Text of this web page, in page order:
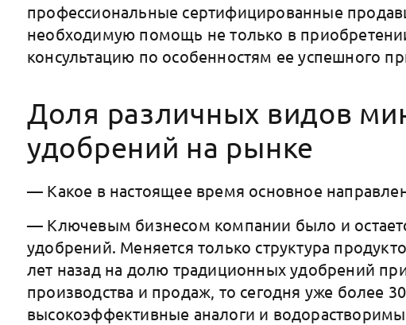
профессиональные сертифицированные
необходимую помощь не только в
консультацию по особенностям ее успешного
Доля различных видов
удобрений на рынке
— Какое в настоящее время основное
— Ключевым бизнесом компании было и
удобрений. Меняется только структура
лет назад на долю традиционных удобрений
производства и продаж, то сегодня уже более
высокоэффективные аналоги и